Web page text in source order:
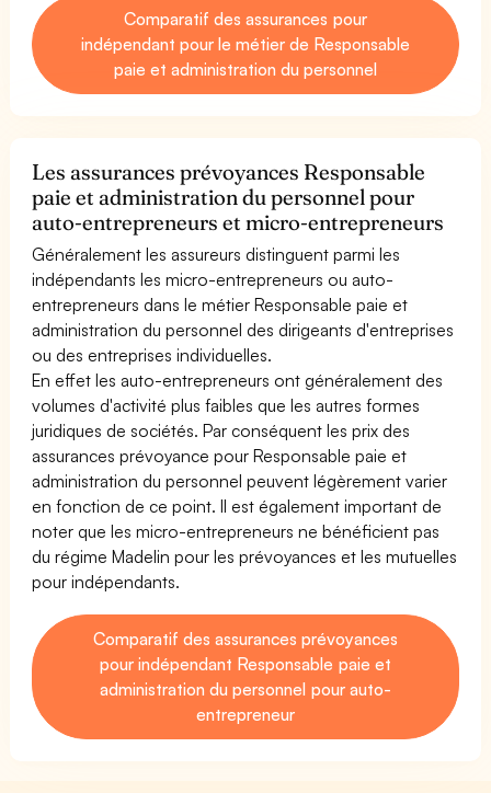
Comparatif des assurances pour
indépendant pour le métier de Responsable
paie et administration du personnel
Les assurances prévoyances Responsable
paie et administration du personnel pour
auto-entrepreneurs et micro-entrepreneurs
Généralement les assureurs distinguent parmi les
indépendants les micro-entrepreneurs ou auto-
entrepreneurs dans le métier Responsable paie et
administration du personnel des dirigeants d'entreprises
ou des entreprises individuelles.
En effet les auto-entrepreneurs ont généralement des
volumes d'activité plus faibles que les autres formes
juridiques de sociétés. Par conséquent les prix des
assurances prévoyance pour Responsable paie et
administration du personnel peuvent légèrement varier
en fonction de ce point. Il est également important de
noter que les micro-entrepreneurs ne bénéficient pas
du régime Madelin pour les prévoyances et les mutuelles
pour indépendants.
Comparatif des assurances prévoyances
pour indépendant Responsable paie et
administration du personnel pour auto-
entrepreneur